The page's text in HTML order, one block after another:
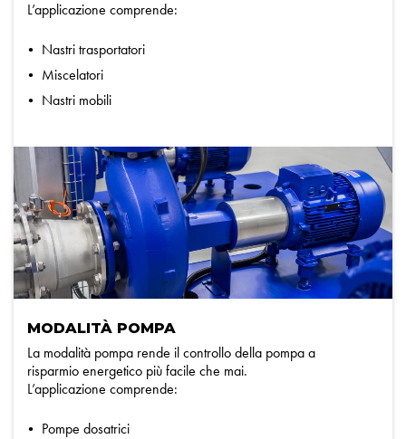
L’applicazione comprende:
Nastri trasportatori
Miscelatori
Nastri mobili
MODALITÀ POMPA
La modalità pompa rende il controllo della pompa a
risparmio energetico più facile che mai.
L’applicazione comprende:
Pompe dosatrici